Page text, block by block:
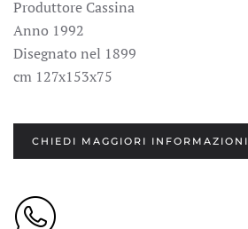
Produttore Cassina
Anno 1992
Disegnato nel 1899
cm 127x153x75
CHIEDI MAGGIORI INFORMAZIONI